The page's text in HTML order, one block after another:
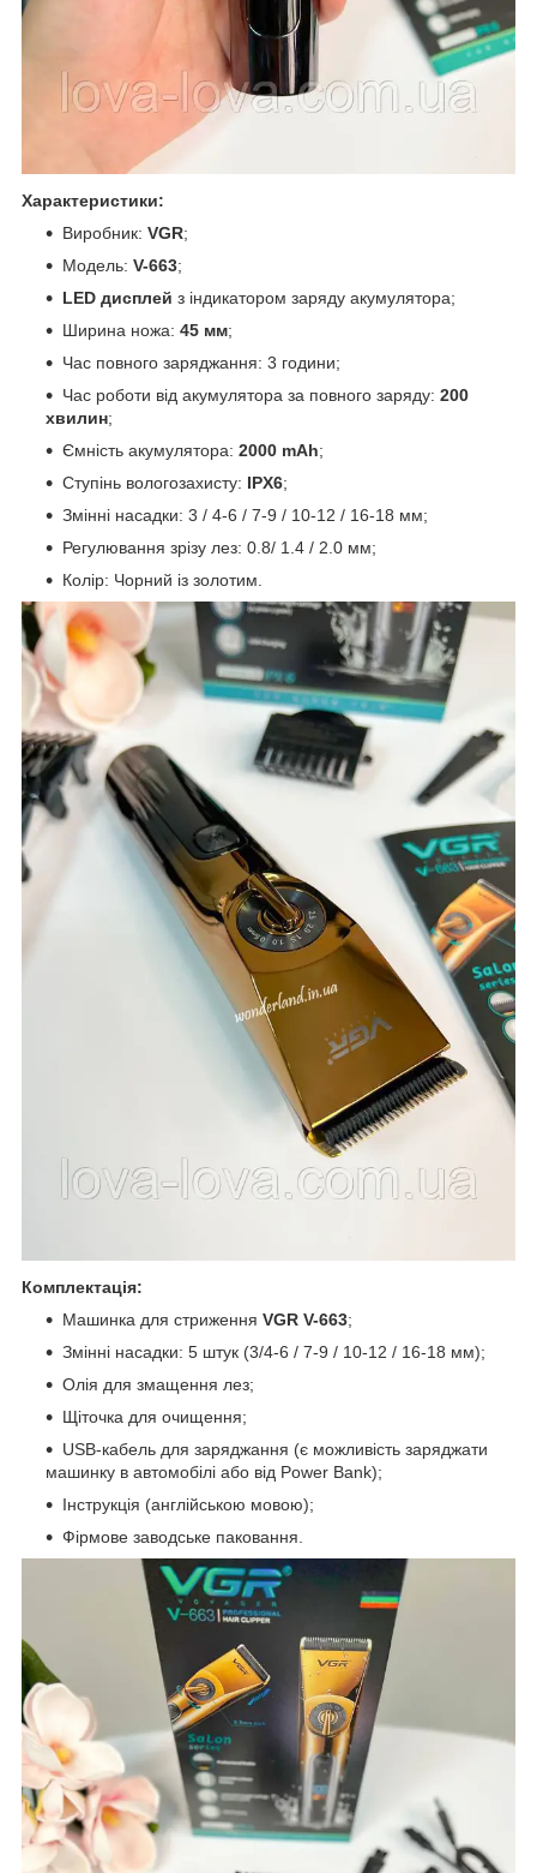
Характеристики:
Виробник: VGR;
Модель: V-663;
LED дисплей з індикатором заряду акумулятора;
Ширина ножа: 45 мм;
Час повного заряджання: 3 години;
Час роботи від акумулятора за повного заряду: 200
хвилин;
Ємність акумулятора: 2000 mAh;
Ступінь вологозахисту: IPX6;
Змінні насадки: 3 / 4-6 / 7-9 / 10-12 / 16-18 мм;
Регулювання зрізу лез: 0.8/ 1.4 / 2.0 мм;
Колір: Чорний із золотим.
Комплектація:
Машинка для стриження VGR V-663;
Змінні насадки: 5 штук (3/4-6 / 7-9 / 10-12 / 16-18 мм);
Олія для змащення лез;
Щіточка для очищення;
USB-кабель для заряджання (є можливість заряджати
машинку в автомобілі або від Power Bank);
Інструкція (англійською мовою);
Фірмове заводське паковання.